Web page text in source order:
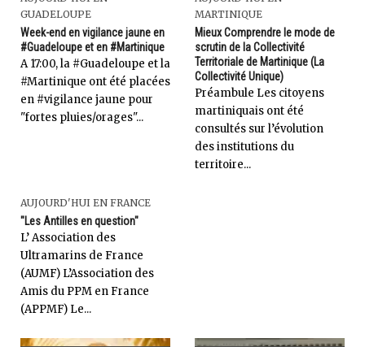
GUADELOUPE
Week-end en vigilance jaune en
#Guadeloupe et en #Martinique
A 17:00, la #Guadeloupe et la
#Martinique ont été placées
en #vigilance jaune pour
"fortes pluies/orages"...
MARTINIQUE
Mieux Comprendre le mode de
scrutin de la Collectivité
Territoriale de Martinique (La
Collectivité Unique)
Préambule Les citoyens
martiniquais ont été
consultés sur l’évolution
des institutions du
territoire...
AUJOURD'HUI EN FRANCE
"Les Antilles en question"
L’ Association des
Ultramarins de France
(AUMF) L’Association des
Amis du PPM en France
(APPMF) Le...